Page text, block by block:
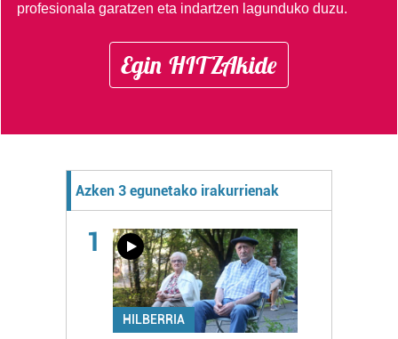
profesionala garatzen eta indartzen lagunduko duzu.
Egin HITZAkide
Azken 3 egunetako irakurrienak
1
HILBERRIA